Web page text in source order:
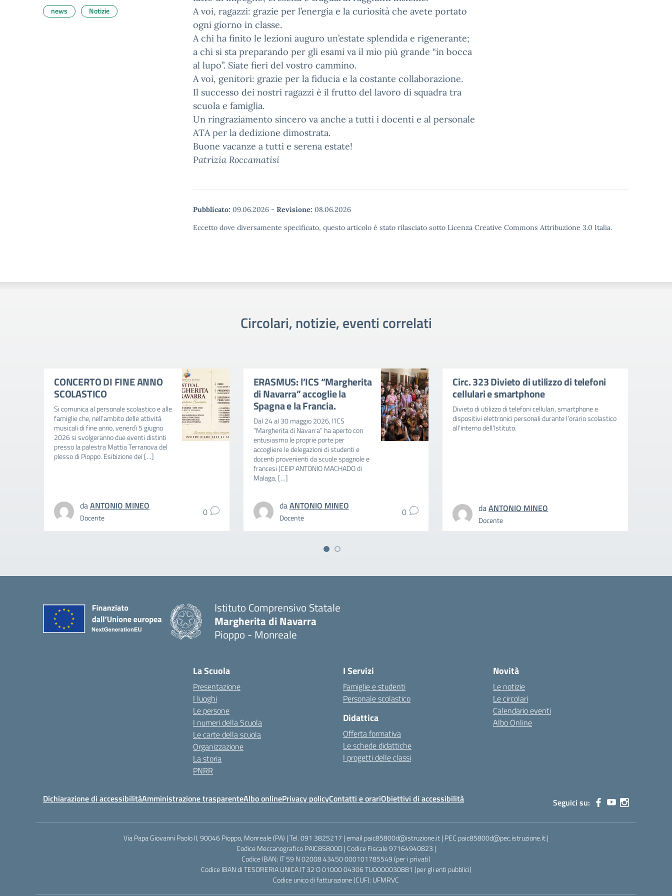
A voi, ragazzi: grazie per l’energia e la curiosità che avete portato
ogni giorno in classe.
A chi ha finito le lezioni auguro un’estate splendida e rigenerante;
a chi si sta preparando per gli esami va il mio più grande “in bocca
al lupo”. Siate fieri del vostro cammino.
A voi, genitori: grazie per la fiducia e la costante collaborazione.
Il successo dei nostri ragazzi è il frutto del lavoro di squadra tra
scuola e famiglia.
Un ringraziamento sincero va anche a tutti i docenti e al personale
ATA per la dedizione dimostrata.
Buone vacanze a tutti e serena estate!
Patrizia Roccamatisi
Pubblicato: 09.06.2026 - Revisione: 08.06.2026
Eccetto dove diversamente specificato, questo articolo è stato rilasciato sotto Licenza Creative Commons Attribuzione 3.0 Italia.
news Notizie
Circolari, notizie, eventi correlati
CONCERTO DI FINE ANNO
SCOLASTICO
Si comunica al personale scolastico e alle
famiglie che, nell’ambito delle attività
musicali di fine anno, venerdì 5 giugno
2026 si svolgeranno due eventi distinti
presso la palestra Mattia Terranova del
plesso di Pioppo. Esibizione dei […]
daANTONIO MINEO
Docente 0
ERASMUS: l’ICS “Margherita
di Navarra” accoglie la
Spagna e la Francia.
Dal 24 al 30 maggio 2026, l’ICS
“Margherita di Navarra” ha aperto con
entusiasmo le proprie porte per
accogliere le delegazioni di studenti e
docenti provenienti da scuole spagnole e
francesi (CEIP ANTONIO MACHADO di
Malaga, […]
daANTONIO MINEO
Docente 0
Circ. 323 Divieto di utilizzo di telefoni
cellulari e smartphone
Divieto di utilizzo di telefoni cellulari, smartphone e
dispositivi elettronici personali durante l’orario scolastico
all’interno dell’Istituto.
daANTONIO MINEO
Docente
Istituto Comprensivo Statale
Margherita di Navarra
Pioppo - Monreale
La Scuola
Presentazione
I luoghi
Le persone
I numeri della Scuola
Le carte della scuola
Organizzazione
La storia
PNRR
I Servizi
Famiglie e studenti
Personale scolastico
Didattica
Offerta formativa
Le schede didattiche
I progetti delle classi
Novità
Le notizie
Le circolari
Calendario eventi
Albo Online
Dichiarazione di accessibilitàAmministrazione trasparenteAlbo onlinePrivacy policyContatti e orariObiettivi di accessibilità Seguici su:
Via Papa Giovanni Paolo II, 90046 Pioppo, Monreale (PA) | Tel. 091 3825217 | email paic85800d@istruzione.it | PEC paic85800d@pec.istruzione.it |
Codice Meccanografico PAIC85800D | Codice Fiscale 97164940823 |
Codice IBAN: IT 59 N 02008 43450 000101785549 (per i privati)
Codice IBAN di TESORERIA UNICA IT 32 O 01000 04306 TU0000030881 (per gli enti pubblici)
Codice unico di fatturazione (CUF): UFMRVC